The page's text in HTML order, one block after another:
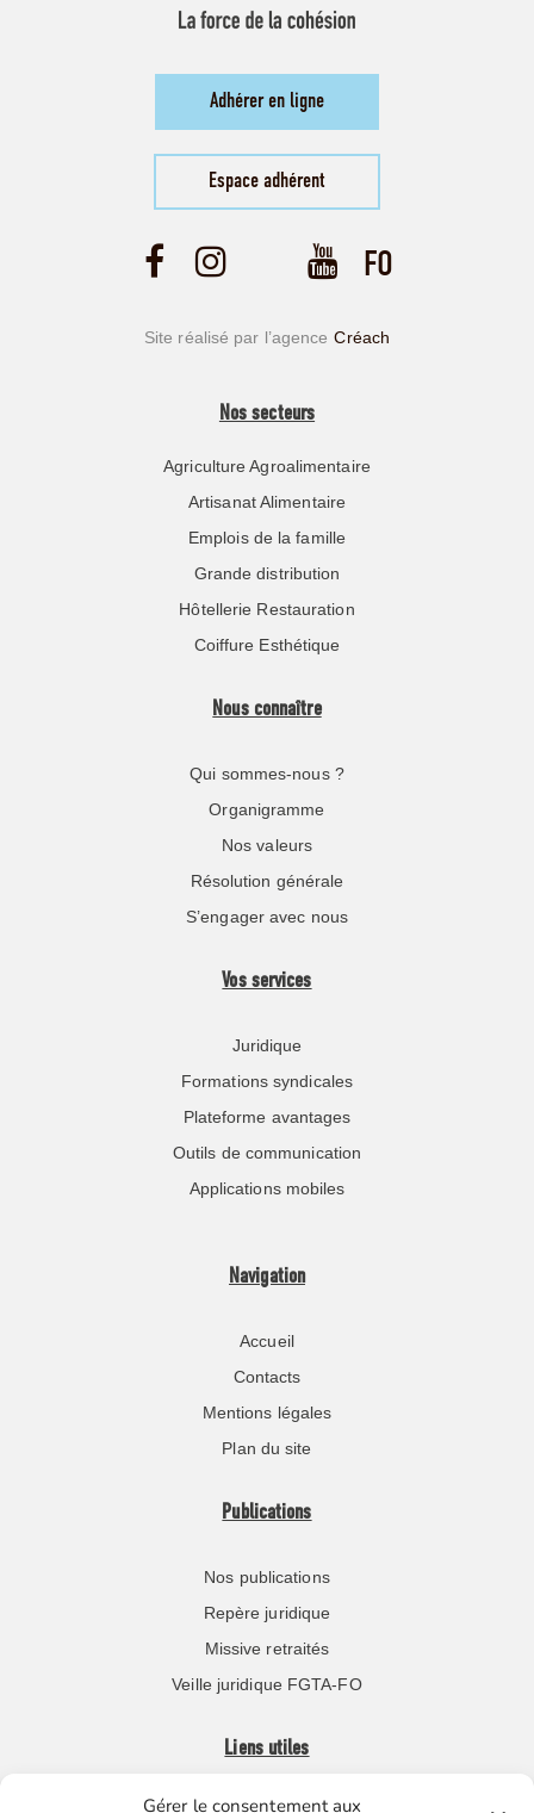
Gérer le consentement aux
Adhérer en ligne
Espace adhérent
Site réalisé par l’agence Créach
Nos secteurs
Agriculture Agroalimentaire
Artisanat Alimentaire
Emplois de la famille
Grande distribution
Hôtellerie Restauration
Coiffure Esthétique
Nous connaître
Qui sommes-nous ?
Organigramme
Nos valeurs
Résolution générale
S’engager avec nous
Vos services
Juridique
Formations syndicales
Plateforme avantages
Outils de communication
Applications mobiles
Navigation
Accueil
Contacts
Mentions légales
Plan du site
Publications
Nos publications
Repère juridique
Missive retraités
Veille juridique FGTA-FO
Liens utiles